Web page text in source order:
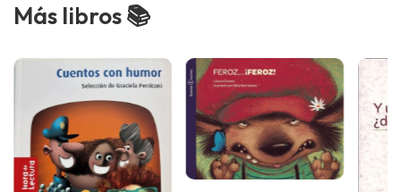
Más libros 📚